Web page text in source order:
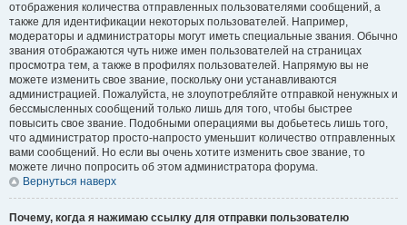
отображения количества отправленных пользователями сообщений, а
также для идентификации некоторых пользователей. Например,
модераторы и администраторы могут иметь специальные звания. Обычно
звания отображаются чуть ниже имен пользователей на страницах
просмотра тем, а также в профилях пользователей. Напрямую вы не
можете изменить свое звание, поскольку они устанавливаются
администрацией. Пожалуйста, не злоупотребляйте отправкой ненужных и
бессмысленных сообщений только лишь для того, чтобы быстрее
повысить свое звание. Подобными операциями вы добьетесь лишь того,
что администратор просто-напросто уменьшит количество отправленных
вами сообщений. Но если вы очень хотите изменить свое звание, то
можете лично попросить об этом администратора форума.
Вернуться наверх
Почему, когда я нажимаю ссылку для отправки пользователю